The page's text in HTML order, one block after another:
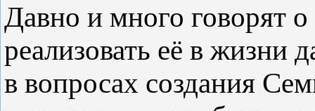
Давно и много говорят
реализовать её в жизни
в вопросах создания